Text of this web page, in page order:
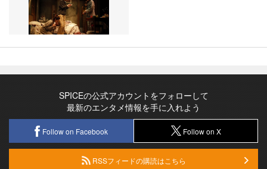
SPICEの公式アカウントをフォローして
最新のエンタメ情報を手に入れよう
Follow on Facebook Follow on X
RSSフィードの購読はこちら